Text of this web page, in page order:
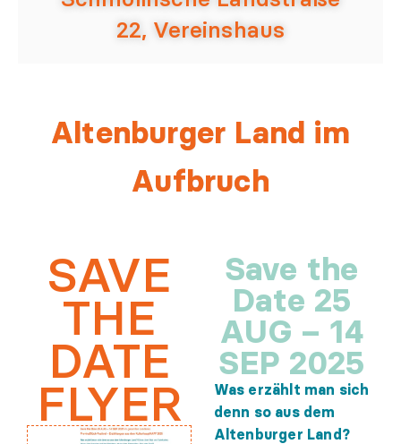
22, Vereinshaus
Altenburger Land im
Aufbruch
Save the
Date 25
AUG – 14
SEP 2025
Was erzählt man sich
denn so aus dem
Altenburger Land?
SAVE
THE
DATE
FLYER